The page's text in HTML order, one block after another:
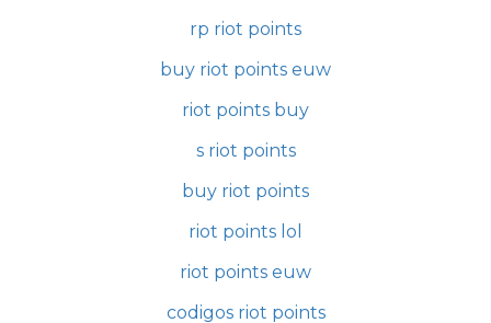
rp riot points
buy riot points euw
riot points buy
s riot points
buy riot points
riot points lol
riot points euw
codigos riot points